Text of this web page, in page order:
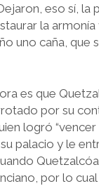
eso sí, la
la
uno caña, que
es que
por su
logró “vencer
palacio y le
por lo